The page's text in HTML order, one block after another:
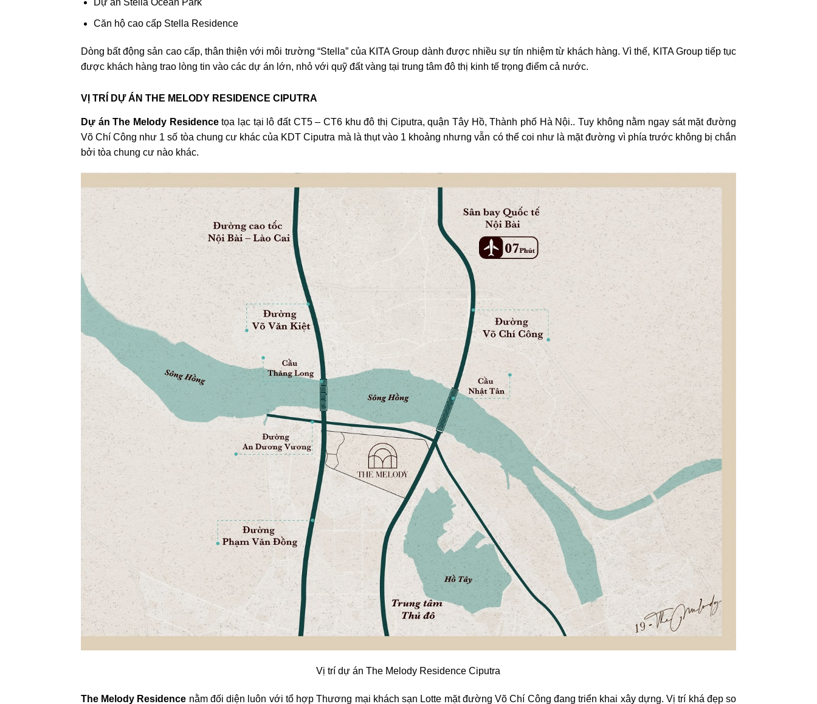
Dự án Stella Ocean Park
Căn hộ cao cấp Stella Residence
Dòng bất động sản cao cấp, thân thiện với môi trường “Stella” của KITA Group dành được nhiều sự tín nhiệm từ khách hàng. Vì thế, KITA Group tiếp tục
được khách hàng trao lòng tin vào các dự án lớn, nhỏ với quỹ đất vàng tại trung tâm đô thị kinh tế trọng điểm cả nước.
VỊ TRÍ DỰ ÁN THE MELODY RESIDENCE CIPUTRA
Dự án The Melody Residencetọa lạc tại lô đất CT5 – CT6 khu đô thị Ciputra, quận Tây Hồ, Thành phố Hà Nội.. Tuy không nằm ngay sát mặt đường
Võ Chí Công như 1 số tòa chung cư khác của KDT Ciputra mà là thụt vào 1 khoảng nhưng vẫn có thể coi như là mặt đường vì phía trước không bị chắn
bởi tòa chung cư nào khác.
Vị trí dự án The Melody Residence Ciputra
The Melody Residence nằm đối diện luôn với tổ hợp Thương mại khách sạn Lotte mặt đường Võ Chí Công đang triển khai xây dựng. Vị trí khá đẹp so